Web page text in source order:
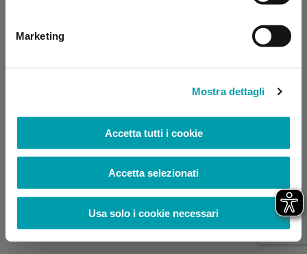
Marketing
Mostra dettagli
Accetta tutti i cookie
Accetta selezionati
Usa solo i cookie necessari